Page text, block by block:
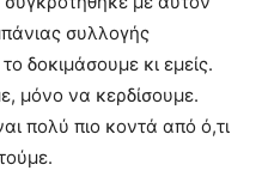
συλλογής
δοκιμάσουμε κι εμείς.
μόνο να κερδίσουμε.
πολύ πιο κοντά από ό,τι